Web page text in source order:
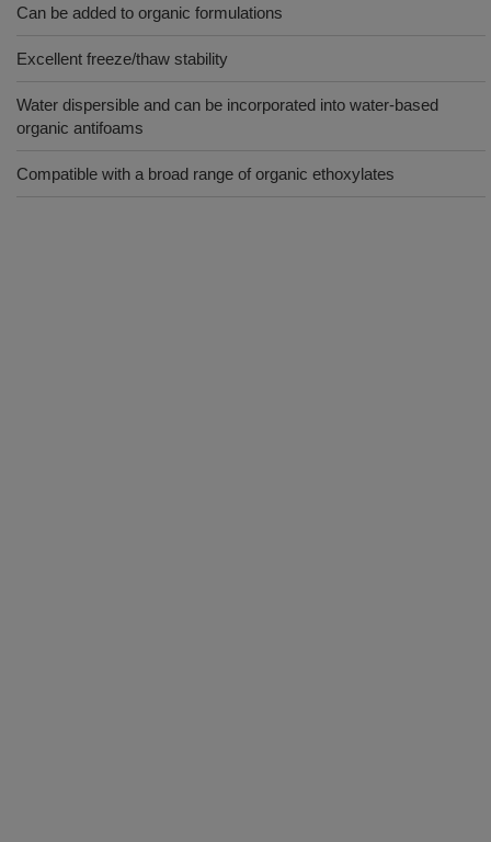
Can be added to organic formulations
Excellent freeze/thaw stability
Water dispersible and can be incorporated into water-based
organic antifoams
Compatible with a broad range of organic ethoxylates